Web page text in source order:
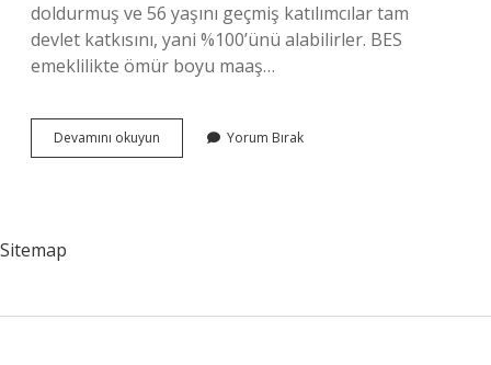
doldurmuş ve 56 yaşını geçmiş katılımcılar tam
devlet katkısını, yani %100’ünü alabilirler. BES
emeklilikte ömür boyu maaş…
Devamını okuyun Bireysel
Emeklilik
Yorum Bırak
Sitemap